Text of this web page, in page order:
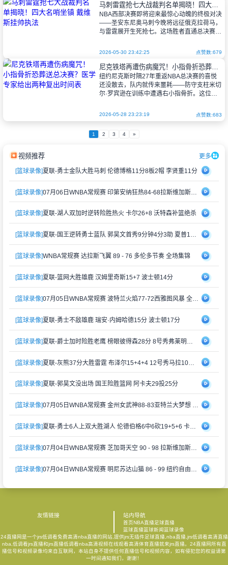
马刺雷霆抢七大战裁判名单揭晓！四大名哨坐镇 戴维斯挂帅执法
NBA西部决赛即将迎来最惊心动魄的终极对决
——圣安东尼奥马刺今晚将远征俄克拉荷马，
与雷霆展开生死抢七。这场胜者直通总决赛的
28个赛季的传奇裁判马克·戴维斯领衔
2026-05-30 23:42:25 点赞数:679
尼克铁塔再遭伤病魔咒！小指骨折恐葬送总决赛？医学专家给出两种复出时间表
纽约尼克斯时隔27年重返NBA总决赛的喜悦
还没散去，队内就传来噩耗——防守支柱米切
尔·罗宾逊在训练中遭遇右小指骨折。这位禁
上阴影。知名运动医学专家杰夫·斯托
2026-05-28 23:23:19 点赞数:683
1 2 3 4 »
视频推荐 更多
[篮球录像]夏联-勇士金队大胜马刺 伦德博格11分8板2帽 李贤重11分
[篮球录像] 07月06日WNBA常规赛 印第安纳狂热84-68拉斯维加斯王牌 全场集锦
[篮球录像]夏联-湖人双加时逆转险胜热火 卡尔26+8 沃特森补篮绝杀
[篮球录像] 夏联-国王逆转勇士蓝队 郭昊文首秀9分钟4分3助 夏普18分
[篮球录像]WNBA常规赛 达拉斯飞翼 89 - 76 多伦多节奏 全场集锦
[篮球录像]夏联-篮网大胜雄鹿 汉姆里奇斯15+7 波士顿14分
[篮球录像] 07月05日WNBA常规赛 波特兰火焰77-72西雅图风暴 全场集锦
[篮球录像]夏联-勇士不敌雄鹿 瑞安·内姆哈德15分 波士顿17分
[篮球录像]
[篮球录像] 夏联-灰熊37分大胜雷霆 布泽尔15+4+4 12号秀马拉10分4助2帽
[篮球录像]夏联-郭昊文没出场 国王险胜篮网 阿卡夫29投25分
[篮球录像] 07月05日WNBA常规赛 金州女武神88-83亚特兰大梦想 全场集锦
[篮球录像] 夏联-勇士6人上双大胜湖人 伦德伯格6中6砍19+5+6 卡尔19分
[篮球录像] 07月04日WNBA常规赛 芝加哥天空 90 - 98 拉斯维加斯王牌 集锦
[篮球录像] 07月04日WNBA常规赛 明尼苏达山猫 86 - 99 纽约自由人 集锦
友情链接 站内导航
首页NBA直播足球直播
篮球直播篮球新闻篮球录像
24直播网是一个jrs低调看免费高清nba直播的网站,提供jrs无插件足球直播,nba直播,jrs低调看高清直播
nba,低调看jrs直播和jrs直播低调看nba高清视频在线观看高清体育直播就来jrs直播。24直播网所有直
播信号和视频录像均来自互联网，本站自身不提供任何直播信号和视频内容，如有侵犯您的权益请第
一时间通知我们，谢谢！